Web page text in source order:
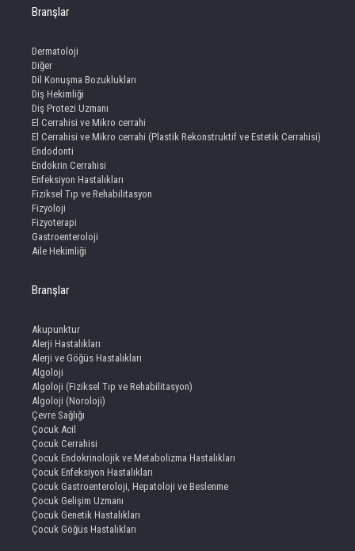
Branşlar
Dermatoloji
Diğer
Dil Konuşma Bozuklukları
Diş Hekimliği
Diş Protezi Uzmanı
El Cerrahisi ve Mikro cerrahi
El Cerrahisi ve Mikro cerrahi (Plastik Rekonstruktif ve Estetik Cerrahisi)
Endodonti
Endokrin Cerrahisi
Enfeksiyon Hastalıkları
Fiziksel Tıp ve Rehabilitasyon
Fizyoloji
Fizyoterapi
Gastroenteroloji
Aile Hekimliği
Branşlar
Akupunktur
Alerji Hastalıkları
Alerji ve Göğüs Hastalıkları
Algoloji
Algoloji (Fiziksel Tıp ve Rehabilitasyon)
Algoloji (Noroloji)
Çevre Sağlığı
Çocuk Acil
Çocuk Cerrahisi
Çocuk Endokrinolojik ve Metabolizma Hastalıkları
Çocuk Enfeksiyon Hastalıkları
Çocuk Gastroenteroloji, Hepatoloji ve Beslenme
Çocuk Gelişim Uzmanı
Çocuk Genetik Hastalıkları
Çocuk Göğüs Hastalıkları